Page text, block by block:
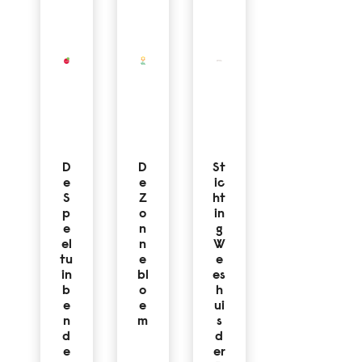
D
e
S
p
e
el
tu
in
b
e
n
d
e
D
e
Z
o
n
n
e
bl
o
e
m
St
ic
ht
in
g
W
e
es
h
ui
s
d
er